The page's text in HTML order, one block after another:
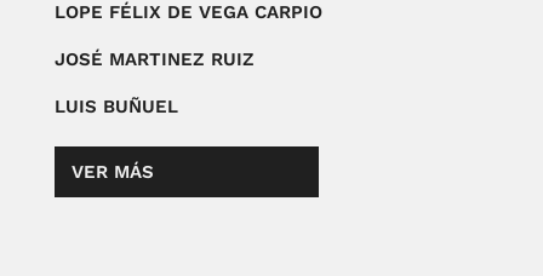
LOPE FÉLIX DE VEGA CARPIO
JOSÉ MARTINEZ RUIZ
LUIS BUÑUEL
VER MÁS